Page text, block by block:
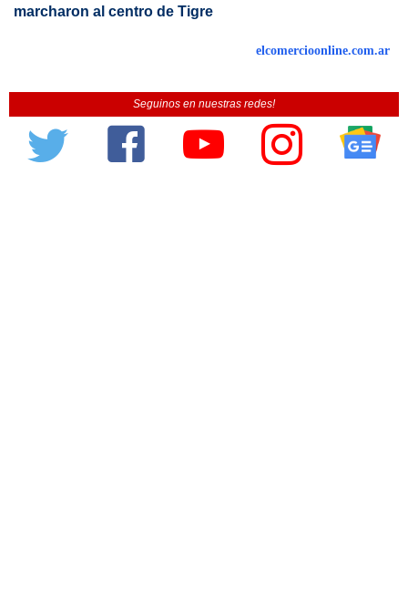
marcharon al centro de Tigre
elcomercioonline.com.ar
Seguinos en nuestras redes!